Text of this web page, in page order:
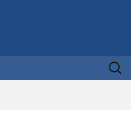
Sear
ch